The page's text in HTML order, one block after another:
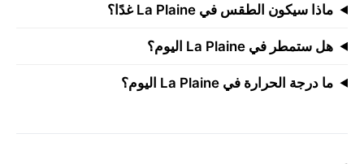
ماذا سيكون الطقس في La Plaine غدًا؟
هل ستمطر في La Plaine اليوم؟
ما درجة الحرارة في La Plaine اليوم؟